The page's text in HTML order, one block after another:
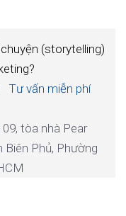
(storytelling)
Tư vấn miễn phí
tòa nhà Pear
Biên Phủ, Phường